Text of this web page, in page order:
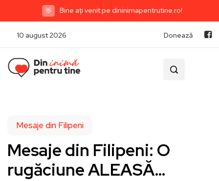
👋 Bine ați venit pe dininimapentrutine.ro!
10 august 2026 Donează
Mesaje din Filipeni
Mesaje din Filipeni: O
rugăciune ALEASĂ…